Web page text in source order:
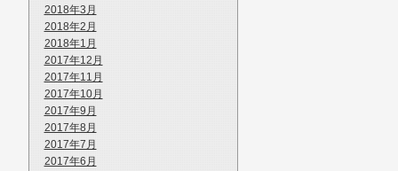
2018年3月
2018年2月
2018年1月
2017年12月
2017年11月
2017年10月
2017年9月
2017年8月
2017年7月
2017年6月